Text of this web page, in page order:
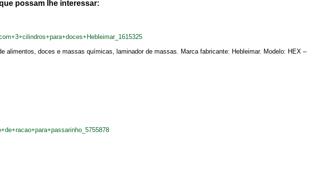
possam lhe interessar:
alimentos, doces e massas químicas, laminador de massas. Marca fabricante: Hebleimar. Modelo: HEX –